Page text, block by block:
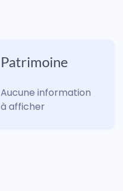
Patrimoine
Aucune information
à afficher